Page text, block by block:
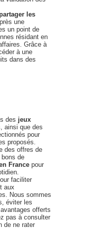
les
une
un point de
résidant en
Grâce à
à une
dans des
des jeux
ainsi que des
pour
proposés.
des offres de
bons de
France pour
faciliter
aux
Nous sommes
éviter les
offerts
pas à consulter
de ne rater